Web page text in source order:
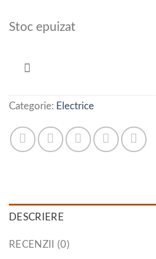
Stoc epuizat
Categorie: Electrice
DESCRIERE
RECENZII (0)